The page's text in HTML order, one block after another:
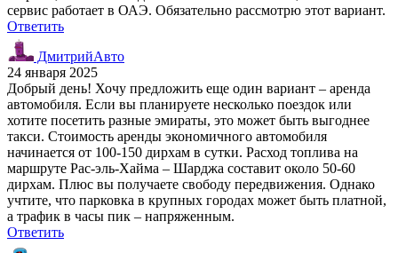
сервис работает в ОАЭ. Обязательно рассмотрю этот вариант.
Ответить
ДмитрийАвто
24 января 2025
Добрый день! Хочу предложить еще один вариант – аренда
автомобиля. Если вы планируете несколько поездок или
хотите посетить разные эмираты, это может быть выгоднее
такси. Стоимость аренды экономичного автомобиля
начинается от 100-150 дирхам в сутки. Расход топлива на
маршруте Рас-эль-Хайма – Шарджа составит около 50-60
дирхам. Плюс вы получаете свободу передвижения. Однако
учтите, что парковка в крупных городах может быть платной,
а трафик в часы пик – напряженным.
Ответить